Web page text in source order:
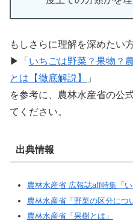
もしさらに理解を深めたい
▶「 いちごは野菜？果物？
とは【徹底解説】
」
を参考に、農林水産省の公
てください。
出典情報
農林水産省 広報誌aff特集「
農林水産省「野菜の区分につ
農林水産省「果樹とは」